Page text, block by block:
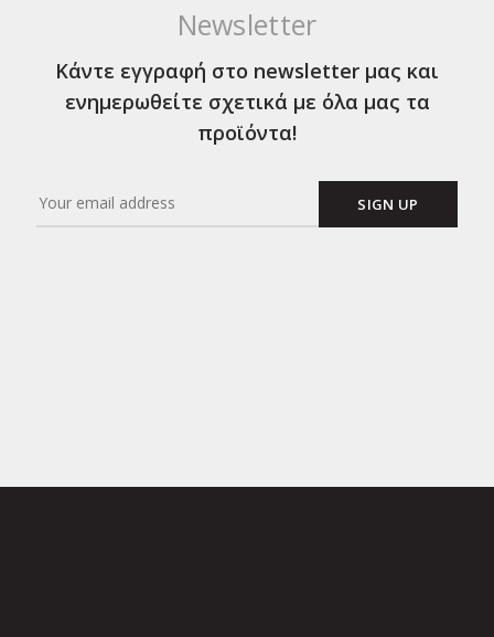
Newsletter
Κάντε εγγραφή στο newsletter μας και
ενημερωθείτε σχετικά με όλα μας τα
προϊόντα!